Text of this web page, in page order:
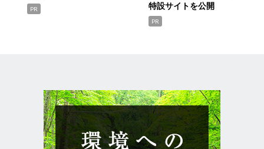
PR
特設サイトを公開
PR